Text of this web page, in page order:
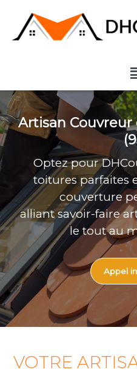
contenu
Artisan Couvreur
Optez pour
toitures parfaites
couverture
alliant savoir-faire
le tout au
Appel
VOTRE